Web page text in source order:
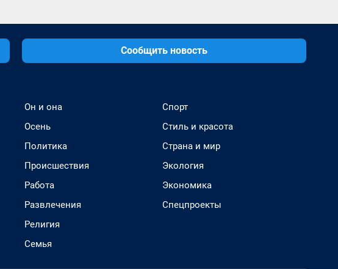
Сообщить новость
Он и она
Осень
Политика
Происшествия
Работа
Развлечения
Религия
Семья
Спорт
Стиль и красота
Страна и мир
Экология
Экономика
Спецпроекты